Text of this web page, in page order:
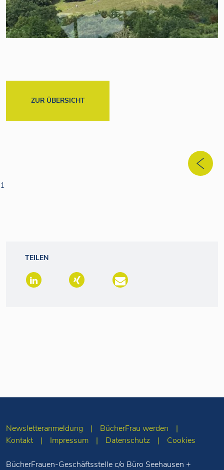
ZUR ÜBERSICHT
1
TEILEN
Newsletteranmeldung
BücherFrau werden
Kontakt
Impressum Datenschutz Cookies
BücherFrauen-Geschäftsstelle c/o Büro Seehausen +